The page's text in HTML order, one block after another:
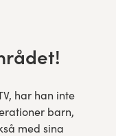
har han inte
barn,
med sina